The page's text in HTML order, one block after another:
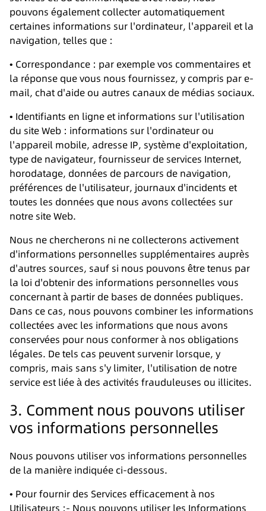
pouvons également collecter automatiquement
certaines informations sur l'ordinateur, l'appareil et la
navigation, telles que :
• Correspondance : par exemple vos commentaires et
la réponse que vous nous fournissez, y compris par e-
mail, chat d'aide ou autres canaux de médias sociaux.
• Identifiants en ligne et informations sur l'utilisation
du site Web : informations sur l'ordinateur ou
l'appareil mobile, adresse IP, système d'exploitation,
type de navigateur, fournisseur de services Internet,
horodatage, données de parcours de navigation,
préférences de l'utilisateur, journaux d'incidents et
toutes les données que nous avons collectées sur
notre site Web.
Nous ne chercherons ni ne collecterons activement
d'informations personnelles supplémentaires auprès
d'autres sources, sauf si nous pouvons être tenus par
la loi d'obtenir des informations personnelles vous
concernant à partir de bases de données publiques.
Dans ce cas, nous pouvons combiner les informations
collectées avec les informations que nous avons
conservées pour nous conformer à nos obligations
légales. De tels cas peuvent survenir lorsque, y
compris, mais sans s'y limiter, l'utilisation de notre
service est liée à des activités frauduleuses ou illicites.
3. Comment nous pouvons utiliser
vos informations personnelles
Nous pouvons utiliser vos informations personnelles
de la manière indiquée ci-dessous.
• Pour fournir des Services efficacement à nos
Utilisateurs :- Nous pouvons utiliser les Informations